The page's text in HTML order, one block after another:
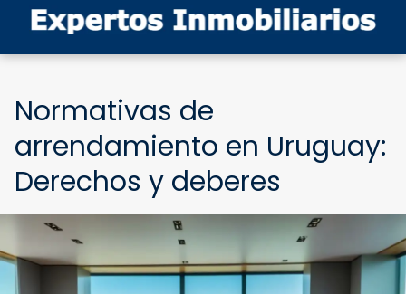
Normativas de
arrendamiento en Uruguay:
Derechos y deberes